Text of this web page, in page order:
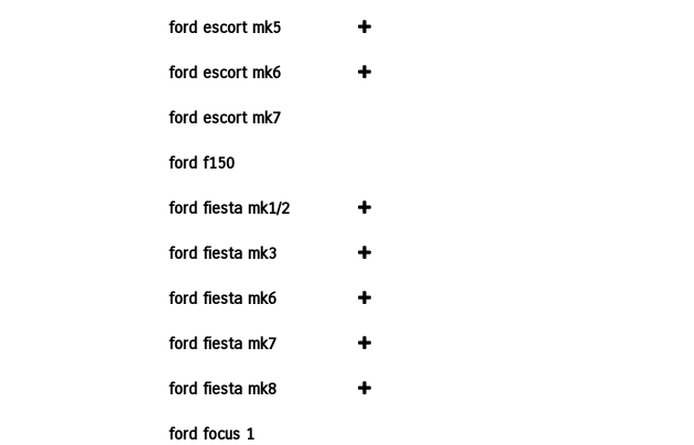
ford escort mk5
ford escort mk6
ford escort mk7
ford f150
ford fiesta mk1/2
ford fiesta mk3
ford fiesta mk6
ford fiesta mk7
ford fiesta mk8
ford focus 1